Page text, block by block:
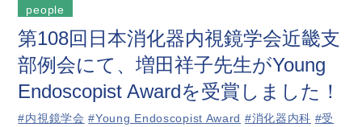
people
第108回日本消化器内視鏡学会近畿支
部例会にて、増田祥子先生がYoung
Endoscopist Awardを受賞しました！
#内視鏡学会 #Young Endoscopist Award #消化器内科 #受